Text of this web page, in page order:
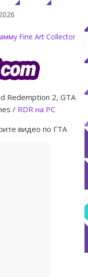
Fine Art Collector
Kortz Center Heist
Club инструкция
в GTA Online
появится в
Redemption 2, GTA
/ RDR на PC
видео по ГТА